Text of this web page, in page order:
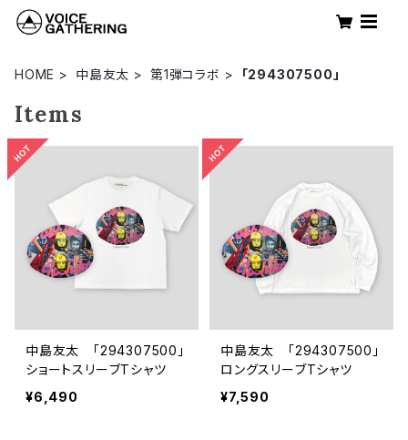
HOME 中島友太 第1弾コラボ 「294307500」
Items
中島友太 「294307500」
ショートスリーブTシャツ
¥6,490
中島友太 「294307500」
ロングスリーブTシャツ
¥7,590